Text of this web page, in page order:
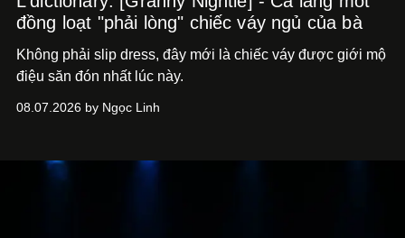
đồng loạt "phải lòng" chiếc váy ngủ của bà
Không phải slip dress, đây mới là chiếc váy được giới mộ
điệu săn đón nhất lúc này.
08.07.2026 by Ngọc Linh